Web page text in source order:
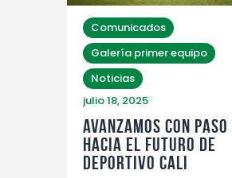
Comunicados
Galería primer equipo
Noticias
julio 18, 2025
Avanzamos con
hacia el futuro de
Deportivo Cali